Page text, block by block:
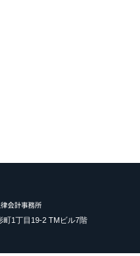
町1丁目19-2 TMビル7階